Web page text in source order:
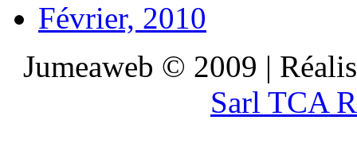
Février, 2010
Jumeaweb © 2009 |
Sarl TCA